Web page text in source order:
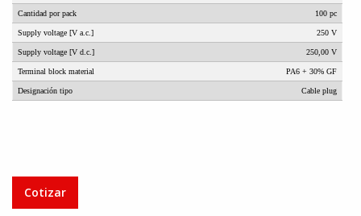
Cantidad por pack 100 pc
Supply voltage [V a.c.] 250 V
Supply voltage [V d.c.] 250,00 V
Terminal block material PA6 + 30% GF
Designación tipo Cable plug
Cotizar